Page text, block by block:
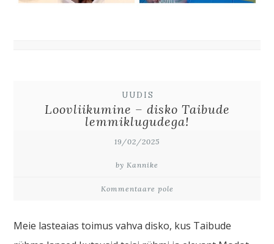
UUDIS
Loovliikumine – disko Taibude
lemmiklugudega!
19/02/2025
by Kannike
Kommentaare pole
Meie lasteaias toimus vahva disko, kus Taibude